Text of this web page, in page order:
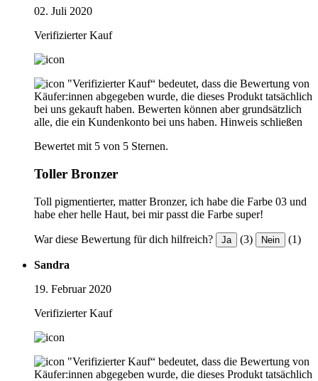
02. Juli 2020
Verifizierter Kauf
"Verifizierter Kauf“ bedeutet, dass die Bewertung von
Käufer:innen abgegeben wurde, die dieses Produkt tatsächlich
bei uns gekauft haben. Bewerten können aber grundsätzlich
alle, die ein Kundenkonto bei uns haben. Hinweis schließen
Bewertet mit 5 von 5 Sternen.
Toller Bronzer
Toll pigmentierter, matter Bronzer, ich habe die Farbe 03 und
habe eher helle Haut, bei mir passt die Farbe super!
War diese Bewertung für dich hilfreich? Ja (3) Nein (1)
Sandra
19. Februar 2020
Verifizierter Kauf
"Verifizierter Kauf“ bedeutet, dass die Bewertung von
Käufer:innen abgegeben wurde, die dieses Produkt tatsächlich